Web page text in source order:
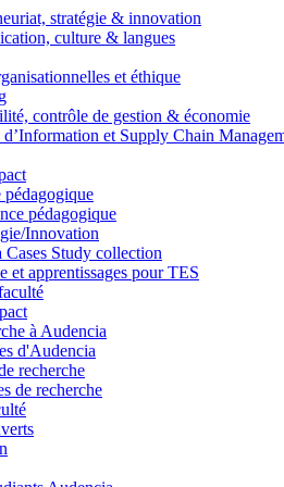
stratégie & innovation
culture & langues
et éthique
contrôle de gestion & économie
d’Information et Supply Chain
pédagogique
pédagogique
Innovation
Cases Study collection
et apprentissages pour TES
à Audencia
d'Audencia
recherche
de recherche